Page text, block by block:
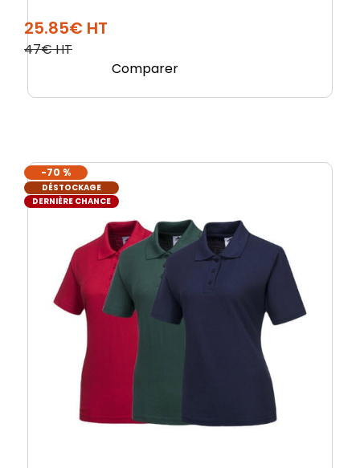
(1 avis)
25.85€ HT
47€ HT
Comparer
-70 %
DÉSTOCKAGE
DERNIÈRE CHANCE